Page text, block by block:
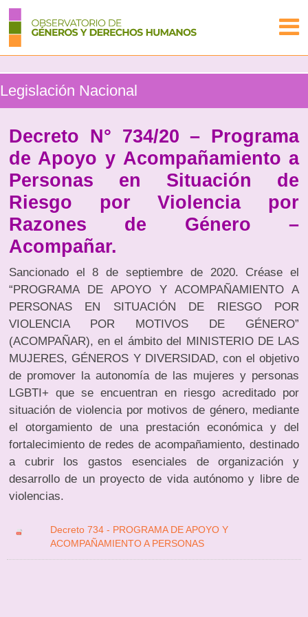
Legislación Nacional
Decreto N° 734/20 – Programa
de Apoyo y Acompañamiento a
Personas en Situación de
Riesgo por Violencia por
Razones de Género –
Acompañar.
Sancionado el 8 de septiembre de 2020. Créase el
“PROGRAMA DE APOYO Y ACOMPAÑAMIENTO A
PERSONAS EN SITUACIÓN DE RIESGO POR
VIOLENCIA POR MOTIVOS DE GÉNERO”
(ACOMPAÑAR), en el ámbito del MINISTERIO DE LAS
MUJERES, GÉNEROS Y DIVERSIDAD, con el objetivo
de promover la autonomía de las mujeres y personas
LGBTI+ que se encuentran en riesgo acreditado por
situación de violencia por motivos de género, mediante
el otorgamiento de una prestación económica y del
fortalecimiento de redes de acompañamiento, destinado
a cubrir los gastos esenciales de organización y
desarrollo de un proyecto de vida autónomo y libre de
violencias.
Decreto 734 - PROGRAMA DE APOYO Y
ACOMPAÑAMIENTO A PERSONAS